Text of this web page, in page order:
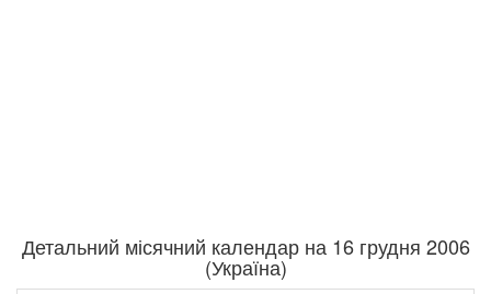
Детальний місячний календар на 16 грудня 2006
(Україна)